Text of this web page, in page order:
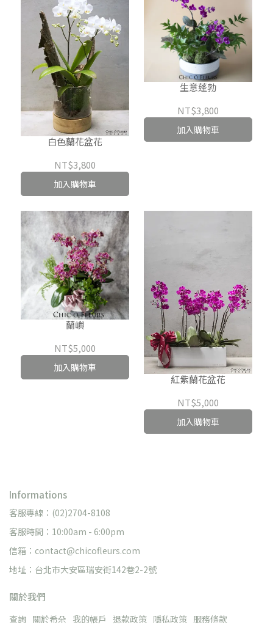
白色蘭花盆花
NT$3,800
加入購物車
生意蓬勃
NT$3,800
加入購物車
蘭嶼
NT$5,000
加入購物車
紅紫蘭花盆花
NT$5,000
加入購物車
Informations
客服專線：(02)2704-8108
客服時間：10:00am - 6:00pm
信箱：contact@chicofleurs.com
地址：台北市大安區瑞安街142巷2-2號
關於我們
查詢 關於希朵 我的帳戶 退款政策 隱私政策 服務條款